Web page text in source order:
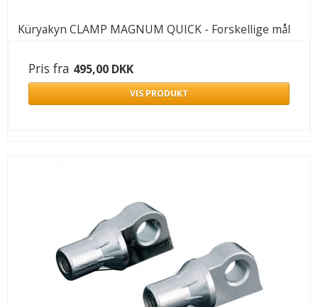
Küryakyn CLAMP MAGNUM QUICK - Forskellige mål
Pris fra 495,00 DKK
VIS PRODUKT